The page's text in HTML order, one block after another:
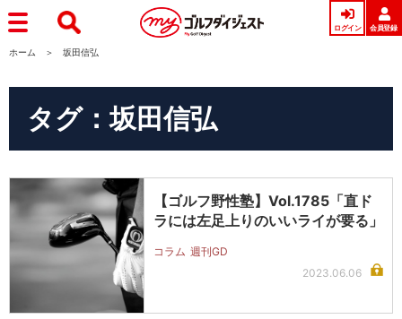
ログイン 会員登録
ホーム 坂田信弘
タグ：坂田信弘
【ゴルフ野性塾】Vol.1785「直ド
ラには左足上りのいいライが要る」
コラム 週刊GD
2023.06.06